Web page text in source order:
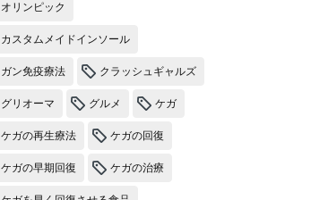
オリンピック
カスタムメイドインソール
ガン免疫療法 クラッシュギャルズ
グリオーマ グルメ ケガ
ケガの再生療法 ケガの回復
ケガの早期回復 ケガの治療